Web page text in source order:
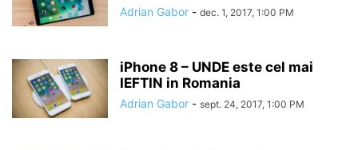
Adrian Gabor - dec. 1, 2017, 1:00 PM
iPhone 8 – UNDE este cel mai
IEFTIN in Romania
Adrian Gabor - sept. 24, 2017, 1:00 PM